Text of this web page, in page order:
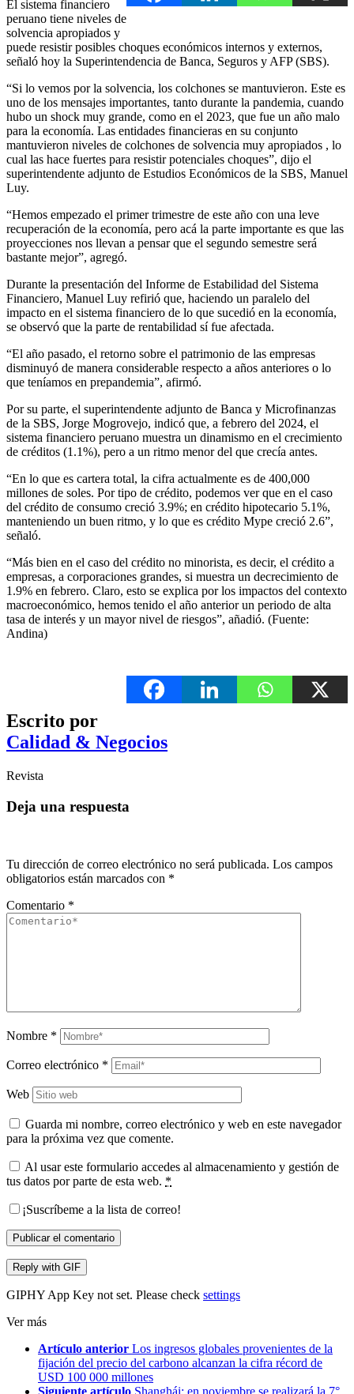
El sistema financiero
peruano tiene niveles de
solvencia apropiados y
puede resistir posibles choques económicos internos y externos,
señaló hoy la Superintendencia de Banca, Seguros y AFP (SBS).
“Si lo vemos por la solvencia, los colchones se mantuvieron. Este es
uno de los mensajes importantes, tanto durante la pandemia, cuando
hubo un shock muy grande, como en el 2023, que fue un año malo
para la economía. Las entidades financieras en su conjunto
mantuvieron niveles de colchones de solvencia muy apropiados , lo
cual las hace fuertes para resistir potenciales choques”, dijo el
superintendente adjunto de Estudios Económicos de la SBS, Manuel
Luy.
“Hemos empezado el primer trimestre de este año con una leve
recuperación de la economía, pero acá la parte importante es que las
proyecciones nos llevan a pensar que el segundo semestre será
bastante mejor”, agregó.
Durante la presentación del Informe de Estabilidad del Sistema
Financiero, Manuel Luy refirió que, haciendo un paralelo del
impacto en el sistema financiero de lo que sucedió en la economía,
se observó que la parte de rentabilidad sí fue afectada.
“El año pasado, el retorno sobre el patrimonio de las empresas
disminuyó de manera considerable respecto a años anteriores o lo
que teníamos en prepandemia”, afirmó.
Por su parte, el superintendente adjunto de Banca y Microfinanzas
de la SBS, Jorge Mogrovejo, indicó que, a febrero del 2024, el
sistema financiero peruano muestra un dinamismo en el crecimiento
de créditos (1.1%), pero a un ritmo menor del que crecía antes.
“En lo que es cartera total, la cifra actualmente es de 400,000
millones de soles. Por tipo de crédito, podemos ver que en el caso
del crédito de consumo creció 3.9%; en crédito hipotecario 5.1%,
manteniendo un buen ritmo, y lo que es crédito Mype creció 2.6”,
señaló.
“Más bien en el caso del crédito no minorista, es decir, el crédito a
empresas, a corporaciones grandes, si muestra un decrecimiento de
1.9% en febrero. Claro, esto se explica por los impactos del contexto
macroeconómico, hemos tenido el año anterior un periodo de alta
tasa de interés y un mayor nivel de riesgos”, añadió. (Fuente:
Andina)
Escrito por
Calidad & Negocios
Revista
Deja una respuesta
Tu dirección de correo electrónico no será publicada. Los campos
obligatorios están marcados con *
Comentario *
Nombre *
Correo electrónico *
Web
Guarda mi nombre, correo electrónico y web en este navegador
para la próxima vez que comente.
Al usar este formulario accedes al almacenamiento y gestión de
tus datos por parte de esta web. *
¡Suscríbeme a la lista de correo!
Publicar el comentario
Reply with GIF
GIPHY App Key not set. Please check settings
Ver más
Artículo anterior Los ingresos globales provenientes de la
fijación del precio del carbono alcanzan la cifra récord de
USD 100 000 millones
Siguiente artículo Shanghái: en noviembre se realizará la 7°